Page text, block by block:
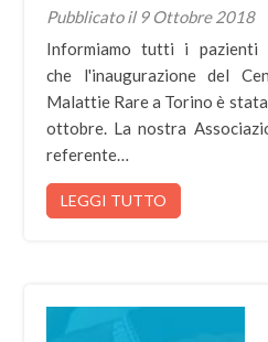
Pubblicato il 9 Ottobre 2018
Informiamo tutti i pazienti
che l'inaugurazione del
Malattie Rare a Torino è
ottobre. La nostra
referente…
LEGGI TUTTO